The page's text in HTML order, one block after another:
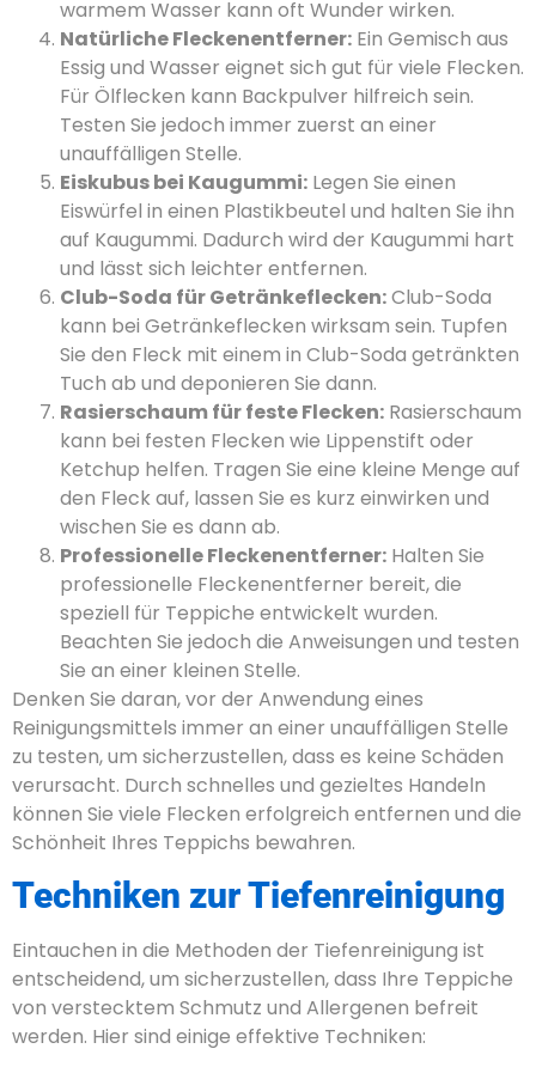
warmem Wasser kann oft Wunder wirken.
Natürliche Fleckenentferner: Ein Gemisch aus
Essig und Wasser eignet sich gut für viele Flecken.
Für Ölflecken kann Backpulver hilfreich sein.
Testen Sie jedoch immer zuerst an einer
unauffälligen Stelle.
Eiskubus bei Kaugummi: Legen Sie einen
Eiswürfel in einen Plastikbeutel und halten Sie ihn
auf Kaugummi. Dadurch wird der Kaugummi hart
und lässt sich leichter entfernen.
Club-Soda für Getränkeflecken:Club-Soda
kann bei Getränkeflecken wirksam sein. Tupfen
Sie den Fleck mit einem in Club-Soda getränkten
Tuch ab und deponieren Sie dann.
Rasierschaum für feste Flecken: Rasierschaum
kann bei festen Flecken wie Lippenstift oder
Ketchup helfen. Tragen Sie eine kleine Menge auf
den Fleck auf, lassen Sie es kurz einwirken und
wischen Sie es dann ab.
Professionelle Fleckenentferner: Halten Sie
professionelle Fleckenentferner bereit, die
speziell für Teppiche entwickelt wurden.
Beachten Sie jedoch die Anweisungen und testen
Sie an einer kleinen Stelle.
Denken Sie daran, vor der Anwendung eines
Reinigungsmittels immer an einer unauffälligen Stelle
zu testen, um sicherzustellen, dass es keine Schäden
verursacht. Durch schnelles und gezieltes Handeln
können Sie viele Flecken erfolgreich entfernen und die
Schönheit Ihres Teppichs bewahren.
Techniken zur Tiefenreinigung
Eintauchen in die Methoden der Tiefenreinigung ist
entscheidend, um sicherzustellen, dass Ihre Teppiche
von verstecktem Schmutz und Allergenen befreit
werden. Hier sind einige effektive Techniken: